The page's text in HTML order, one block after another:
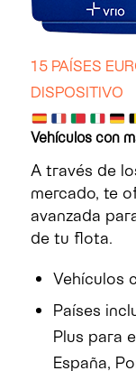
15 PAÍSES
DISPOSITIVO
Vehículos con
A través de
mercado, te
avanzada
de tu flota.
Vehículos
Países
Plus para
España,